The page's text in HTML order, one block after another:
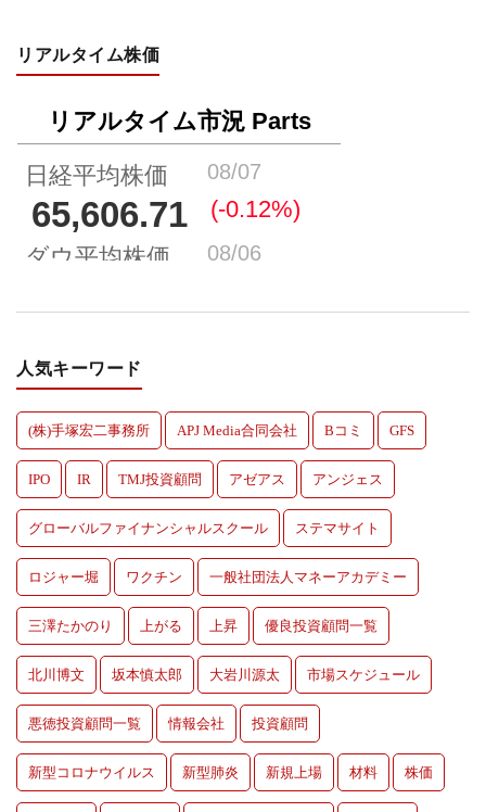
リアルタイム株価
人気キーワード
(株)手塚宏二事務所 APJ Media合同会社 Bコミ GFS
IPO IR TMJ投資顧問 アゼアス アンジェス
グローバルファイナンシャルスクール ステマサイト
ロジャー堀 ワクチン 一般社団法人マネーアカデミー
三澤たかのり 上がる 上昇 優良投資顧問一覧
北川博文 坂本慎太郎 大岩川源太 市場スケジュール
悪徳投資顧問一覧 情報会社 投資顧問
新型コロナウイルス 新型肺炎 新規上場 材料 株価